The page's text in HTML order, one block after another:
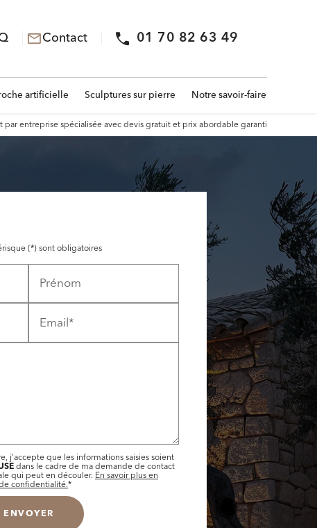
mail_outlineContact 01 70 82 63 49
artificielle Sculptures sur pierre Notre savoir-faire
entreprise spécialisée avec devis gratuit et prix abordable garanti
(*) sont obligatoires
Prénom
Email*
j'accepte que les informations saisies soient
dans le cadre de ma demande de contact
qui peut en découler.En savoir plus en
confidentialité.*